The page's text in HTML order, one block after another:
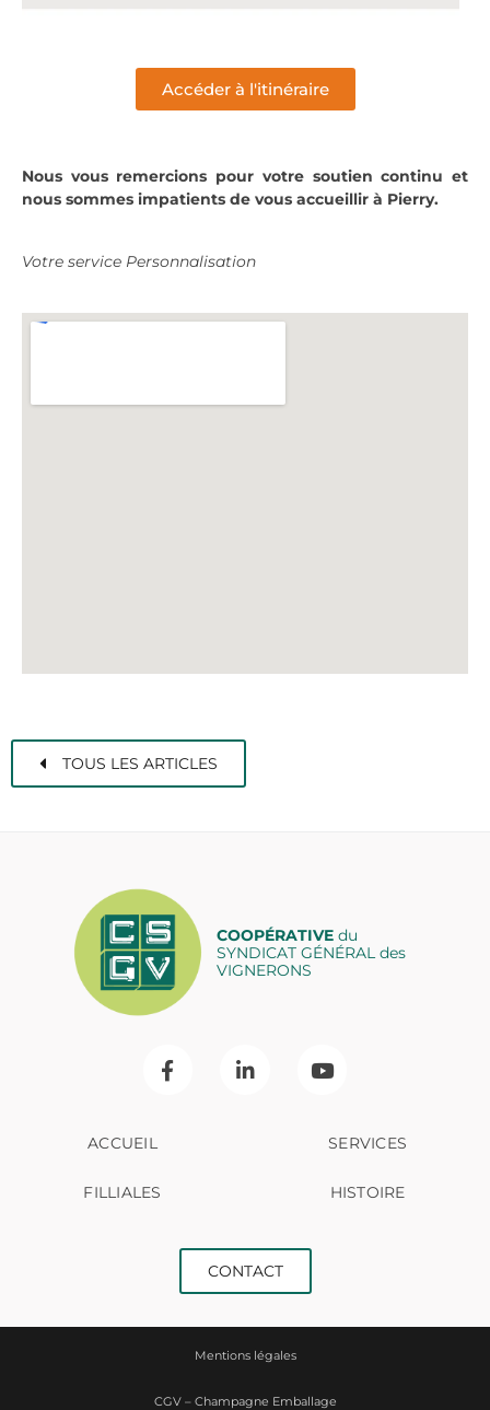
Accéder à l'itinéraire
Nous vous remercions pour votre soutien continu et
nous sommes impatients de vous accueillir à Pierry.
Votre service Personnalisation
TOUS LES ARTICLES
COOPÉRATIVEdu
SYNDICAT GÉNÉRAL des
VIGNERONS
ACCUEIL SERVICES
FILLIALES HISTOIRE
CONTACT
Mentions légales
CGV – Champagne Emballage